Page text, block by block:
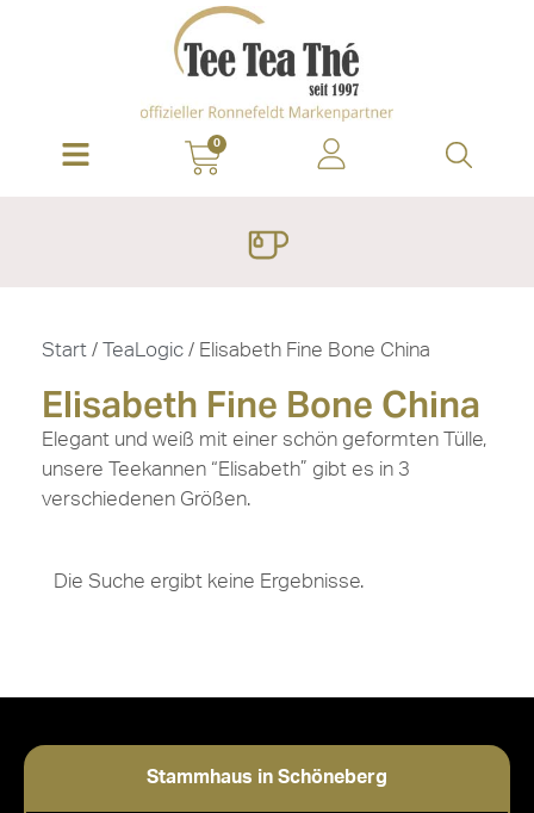
0
Start / TeaLogic / Elisabeth Fine Bone China
Elisabeth Fine Bone China
Elegant und weiß mit einer schön geformten Tülle,
unsere Teekannen “Elisabeth” gibt es in 3
verschiedenen Größen.
Die Suche ergibt keine Ergebnisse.
Stammhaus in Schöneberg